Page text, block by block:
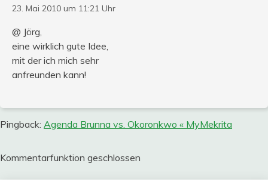
23. Mai 2010 um 11:21 Uhr
@ Jörg,
eine wirklich gute Idee,
mit der ich mich sehr
anfreunden kann!
Pingback: Agenda Brunna vs. Okoronkwo « MyMekrita
Kommentarfunktion geschlossen